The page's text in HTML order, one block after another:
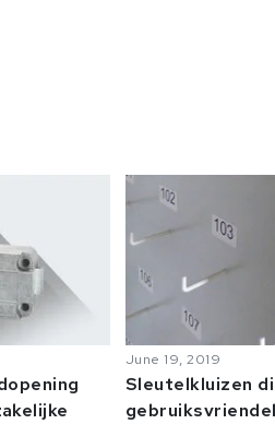
June 19, 2019
Sleutelkluizen